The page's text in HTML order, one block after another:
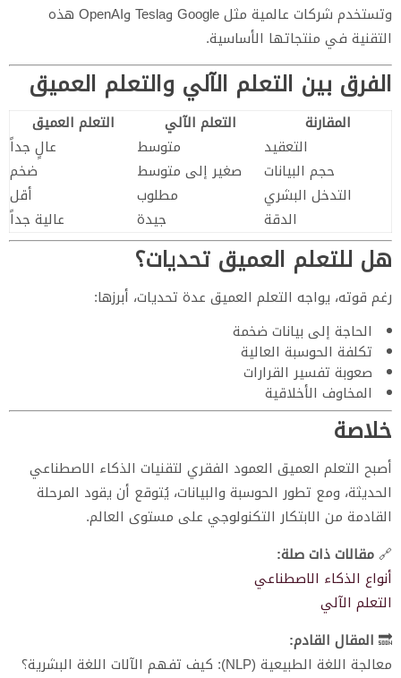
وتستخدم شركات عالمية مثل Google وTesla وOpenAI هذه
التقنية في منتجاتها الأساسية.
الفرق بين التعلم الآلي والتعلم العميق
المقارنة التعلم الآلي
التعلم العميق
التعقيد
متوسط
عالٍ جداً
حجم البيانات
صغير إلى متوسط
ضخم
التدخل البشري
مطلوب
أقل
الدقة
جيدة عالية جداً
هل للتعلم العميق تحديات؟
رغم قوته، يواجه التعلم العميق عدة تحديات، أبرزها:
الحاجة إلى بيانات ضخمة
تكلفة الحوسبة العالية
صعوبة تفسير القرارات
المخاوف الأخلاقية
خلاصة
أصبح التعلم العميق العمود الفقري لتقنيات الذكاء الاصطناعي
الحديثة، ومع تطور الحوسبة والبيانات، يُتوقع أن يقود المرحلة
القادمة من الابتكار التكنولوجي على مستوى العالم.
🔗 مقالات ذات صلة:
أنواع الذكاء الاصطناعي
التعلم الآلي
🔜 المقال القادم:
معالجة اللغة الطبيعية (NLP): كيف تفهم الآلات اللغة البشرية؟